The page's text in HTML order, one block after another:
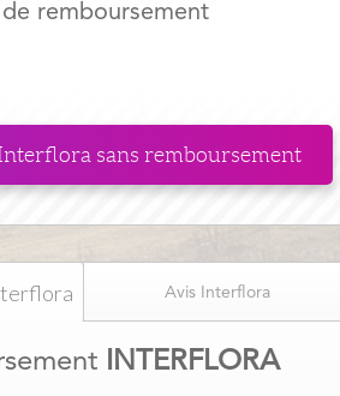
de remboursement
sans remboursement
Avis Interflora
INTERFLORA